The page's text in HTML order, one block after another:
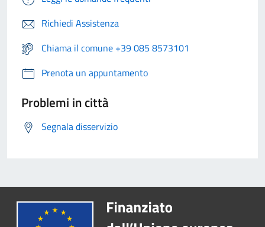
Richiedi Assistenza
Chiama il comune +39 085 8573101
Prenota un appuntamento
Problemi in città
Segnala disservizio